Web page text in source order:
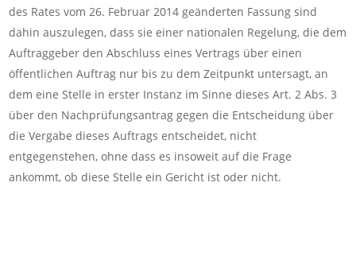
des Rates vom 26. Februar 2014 geänderten Fassung sind
dahin auszulegen, dass sie einer nationalen Regelung, die dem
Auftraggeber den Abschluss eines Vertrags über einen
öffentlichen Auftrag nur bis zu dem Zeitpunkt untersagt, an
dem eine Stelle in erster Instanz im Sinne dieses Art. 2 Abs. 3
über den Nachprüfungsantrag gegen die Entscheidung über
die Vergabe dieses Auftrags entscheidet, nicht
entgegenstehen, ohne dass es insoweit auf die Frage
ankommt, ob diese Stelle ein Gericht ist oder nicht.